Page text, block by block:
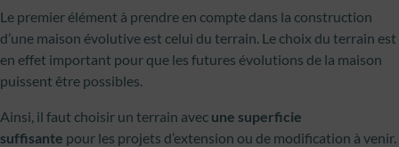
Le premier élément à prendre en compte dans la construction
d’une maison évolutive est celui du terrain. Le choix du terrain est
en effet important pour que les futures évolutions de la maison
puissent être possibles.
Ainsi, il faut choisir un terrain avec une superficie
suffisante pour les projets d’extension ou de modification à venir.